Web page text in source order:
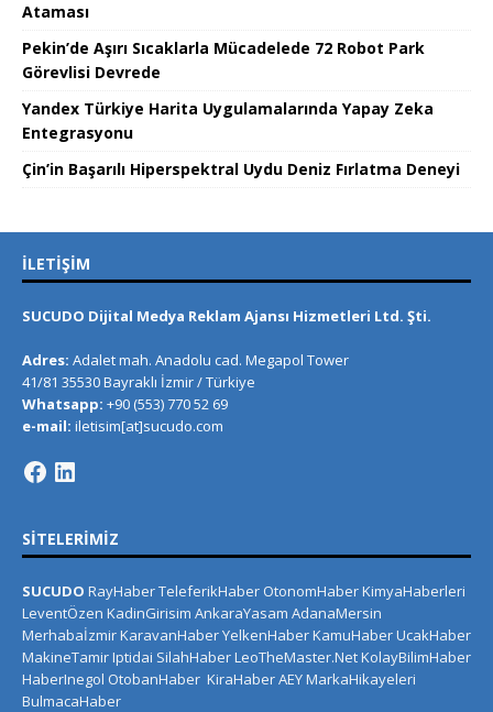
Ataması
Pekin’de Aşırı Sıcaklarla Mücadelede 72 Robot Park
Görevlisi Devrede
Yandex Türkiye Harita Uygulamalarında Yapay Zeka
Entegrasyonu
Çin’in Başarılı Hiperspektral Uydu Deniz Fırlatma Deneyi
İLETIŞIM
SUCUDO Dijital Medya Reklam Ajansı Hizmetleri Ltd. Şti.
Adres: Adalet mah. Anadolu cad. Megapol Tower
41/81 35530 Bayraklı İzmir / Türkiye
Whatsapp: +90 (553) 770 52 69
e-mail: iletisim[at]sucudo.com
SITELERIMIZ
SUCUDO RayHaberTeleferikHaber OtonomHaberKimyaHaberleri
LeventÖzen KadinGirisim AnkaraYasam AdanaMersin
MerhabaİzmirKaravanHaberYelkenHaberKamuHaberUcakHaber
MakineTamirIptidai SilahHaberLeoTheMaster.NetKolayBilimHaber
HaberInegol OtobanHaber KiraHaberAEYMarkaHikayeleri
BulmacaHaber